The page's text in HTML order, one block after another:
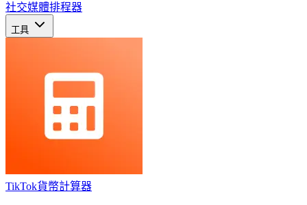
社交媒體排程器
工具
TikTok貨幣計算器